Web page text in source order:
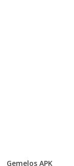
Gemelos APK